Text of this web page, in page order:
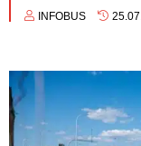
INFOBUS